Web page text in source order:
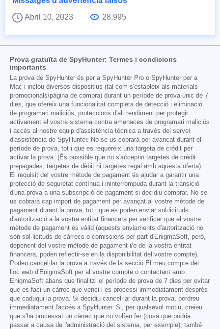
Abril 10, 2023
28,995
Prova gratuïta de SpyHunter: Termes i condicions
importants
La prova de SpyHunter és per a SpyHunter Pro o SpyHunter per a
Mac i inclou diversos dispositius (tal com s'estableix als materials
promocionals/pàgina de compra) durant un període de prova únic de 7
dies, que ofereix una funcionalitat completa de detecció i eliminació
de programari maliciós, proteccions d'alt rendiment per protegir
activament el vostre sistema contra amenaces de programari maliciós
i accés al nostre equip d'assistència tècnica a través del servei
d'assistència de SpyHunter. No se us cobrarà per avançat durant el
període de prova, tot i que es requereix una targeta de crèdit per
activar la prova. (És possible que no s'acceptin targetes de crèdit
prepagades, targetes de dèbit ni targetes regal amb aquesta oferta).
El requisit del vostre mètode de pagament és ajudar a garantir una
protecció de seguretat contínua i ininterrompuda durant la transició
d'una prova a una subscripció de pagament si decidiu comprar. No se
us cobrarà cap import de pagament per avançat al vostre mètode de
pagament durant la prova, tot i que es poden enviar sol·licituds
d'autorització a la vostra entitat financera per verificar que el vostre
mètode de pagament és vàlid (aquests enviaments d'autorització no
són sol·licituds de càrrecs o comissions per part d'EnigmaSoft, però,
depenent del vostre mètode de pagament i/o de la vostra entitat
financera, poden reflectir-se en la disponibilitat del vostre compte).
Podeu cancel·lar la prova a través de la secció El meu compte del
lloc web d'EnigmaSoft per al vostre compte o contactant amb
EnigmaSoft abans que finalitzi el període de prova de 7 dies per evitar
que es faci un càrrec que venci i es processi immediatament després
que caduqui la prova. Si decidiu cancel·lar durant la prova, perdreu
immediatament l'accés a SpyHunter. Si, per qualsevol motiu, creieu
que s'ha processat un càrrec que no volíeu fer (cosa que podria
passar a causa de l'administració del sistema, per exemple), també